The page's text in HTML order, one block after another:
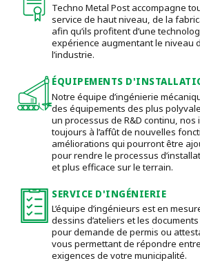
Techno Metal Post accompagne
service de haut niveau, de la
afin qu’ils profitent d’une
expérience augmentant le niveau
l’industrie.
ÉQUIPEMENTS
Notre équipe d’ingénierie
des équipements des plus
un processus de R&D continu,
toujours à l’affût de nouvelles
améliorations qui pourront être
pour rendre le processus
et plus efficace sur le terrain.
SERVICE D'INGÉNIERIE
L’équipe d’ingénieurs est en
dessins d’ateliers et les
pour demande de permis ou
vous permettant de répondre
exigences de votre municipalité.